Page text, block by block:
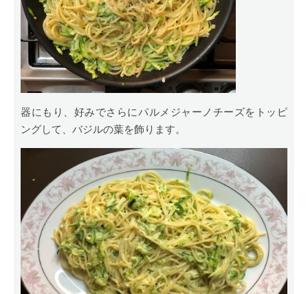
器にもり、好みでさらにパルメジャーノチーズをトッピ
ングして、バジルの葉を飾ります。